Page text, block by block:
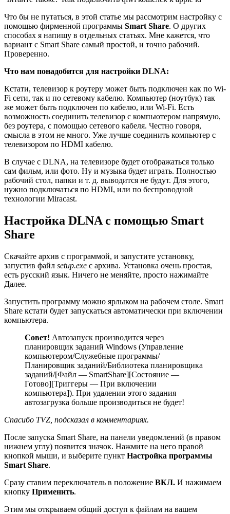
Что бы не путаться, в этой статье мы рассмотрим настройку с
помощью фирменной программы Smart Share. О других
способах я напишу в отдельных статьях. Мне кажется, что
вариант с Smart Share самый простой, и точно рабочий.
Проверенно.
Что нам понадобится для настройки DLNA:
Кстати, телевизор к роутеру может быть подключен как по Wi-
Fi сети, так и по сетевому кабелю. Компьютер (ноутбук) так
же может быть подключен по кабелю, или Wi-Fi. Есть
возможность соединить телевизор с компьютером напрямую,
без роутера, с помощью сетевого кабеля. Честно говоря,
смысла в этом не много. Уже лучше соединить компьютер с
телевизором по HDMI кабелю.
В случае с DLNA, на телевизоре будет отображаться только
сам фильм, или фото. Ну и музыка будет играть. Полностью
рабочий стол, папки и т. д. выводится не будут. Для этого,
нужно подключаться по HDMI, или по беспроводной
технологии Miracast.
Настройка DLNA с помощью Smart
Share
Скачайте архив с программой, и запустите установку,
запустив файл setup.exe с архива. Установка очень простая,
есть русский язык. Ничего не меняйте, просто нажимайте
Далее.
Запустить программу можно ярлыком на рабочем столе. Smart
Share кстати будет запускаться автоматически при включении
компьютера.
Совет! Автозапуск производится через
планировщик заданий Windows (Управление
компьютером/Служебные программы/
Планировщик заданий/Библиотека планировщика
заданий/[Файл — SmartShare][Состояние —
Готово][Триггеры — При включении
компьютера]). При удалении этого задания
автозагрузка больше производиться не будет!
Спасибо TVZ, подсказал в комментариях.
После запуска Smart Share, на панели уведомлений (в правом
нижнем углу) появится значок. Нажмите на него правой
кнопкой мыши, и выберите пункт Настройка программы
Smart Share.
Сразу ставим переключатель в положение ВКЛ. И нажимаем
кнопку Применить.
Этим мы открываем общий доступ к файлам на вашем